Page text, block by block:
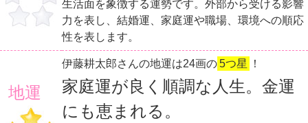
生活面を象徴する運勢です。外部から受ける影響
力を表し、結婚運、家庭運や職場、環境への順応
性を表します。
地運
伊藤耕太郎さんの地運は24画の5つ星 ！
家庭運が良く順調な人生。金運
にも恵まれる。